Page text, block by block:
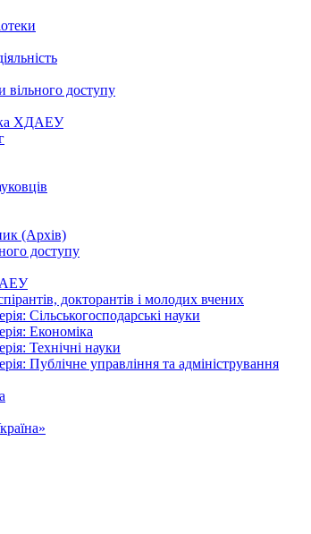
вільного доступу
ХДАЕУ
(Архів)
доступу
докторантів і молодих вчених
Сільськогосподарські науки
Економіка
Технічні науки
Публічне управління та адміністрування